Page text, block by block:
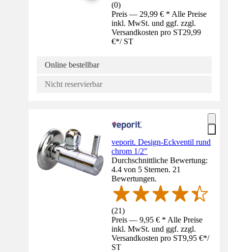
(0)
Preis — 29,99 € * Alle Preise
inkl. MwSt. und ggf. zzgl.
Versandkosten pro ST29,99
€*/ ST
Online bestellbar
Nicht reservierbar
veporit. Design-Eckventil rund
chrom 1/2"
Durchschnittliche Bewertung:
4.4 von 5 Sternen. 21
Bewertungen.
(21)
Preis — 9,95 € * Alle Preise
inkl. MwSt. und ggf. zzgl.
Versandkosten pro ST9,95 €*/
ST